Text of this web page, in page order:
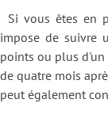
Si vous êtes en
impose de suivre
points ou plus d'un
de quatre mois
peut également